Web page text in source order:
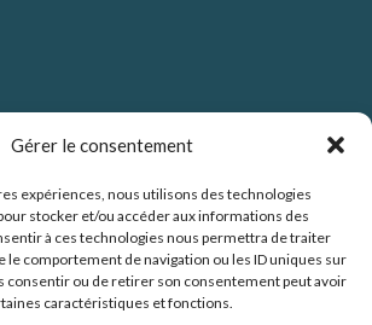
Gérer le consentement
expériences, nous utilisons des technologies
stocker et/ou accéder aux informations des
à ces technologies nous permettra de traiter
le comportement de navigation ou les ID uniques sur
consentir ou de retirer son consentement peut avoir
caractéristiques et fonctions.
de confidentialité